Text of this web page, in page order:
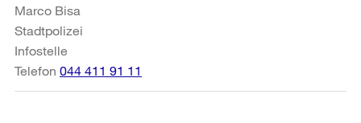
Marco Bisa
Stadtpolizei
Infostelle
Telefon 044 411 91 11